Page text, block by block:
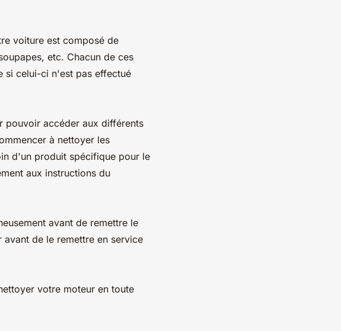
voiture est composé de
etc. Chacun de ces
si celui-ci n'est pas effectué
pouvoir accéder aux différents
à nettoyer les
d'un produit spécifique pour le
aux instructions du
avant de remettre le
de le remettre en service
votre moteur en toute